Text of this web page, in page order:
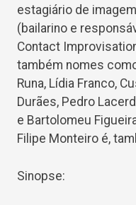
estagiário de
(bailarino e
Contact
também nomes
Runa, Lídia Franco,
Durães, Pedro
e Bartolomeu
Filipe Monteiro é,
Sinopse: